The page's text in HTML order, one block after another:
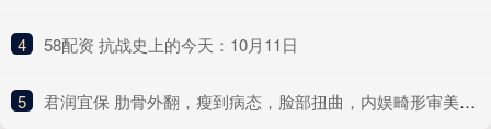
4 ​58配资 抗战史上的今天：10月11日
5 ​君润宜保 肋骨外翻，瘦到病态，脸部扭曲，内娱畸形审美什么时候是个头